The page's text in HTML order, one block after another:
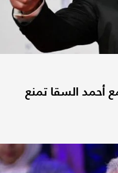
أحمد السقا تمنع